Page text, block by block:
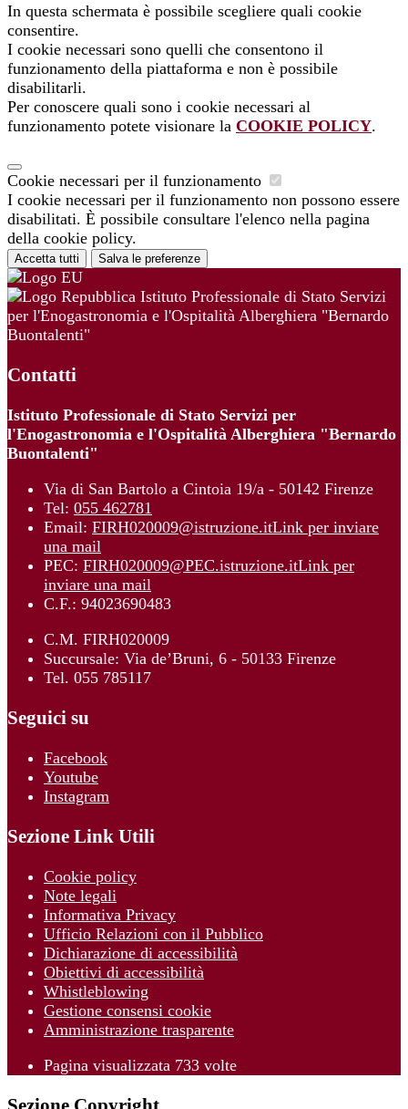
In questa schermata è possibile scegliere quali cookie
consentire.
I cookie necessari sono quelli che consentono il
funzionamento della piattaforma e non è possibile
disabilitarli.
Per conoscere quali sono i cookie necessari al
funzionamento potete visionare la COOKIE POLICY.
Cookie necessari per il funzionamento
I cookie necessari per il funzionamento non possono essere
disabilitati. È possibile consultare l'elenco nella pagina
della cookie policy.
Accetta tutti Salva le preferenze
Istituto Professionale di Stato Servizi
per l'Enogastronomia e l'Ospitalità Alberghiera "Bernardo
Buontalenti"
Contatti
Istituto Professionale di Stato Servizi per
l'Enogastronomia e l'Ospitalità Alberghiera "Bernardo
Buontalenti"
Via di San Bartolo a Cintoia 19/a - 50142 Firenze
Tel: 055 462781
Email: FIRH020009@istruzione.itLink per inviare
una mail
PEC: FIRH020009@PEC.istruzione.itLink per
inviare una mail
C.F.: 94023690483
C.M. FIRH020009
Succursale: Via de’Bruni, 6 - 50133 Firenze
Tel. 055 785117
Seguici su
Facebook
Youtube
Instagram
Sezione Link Utili
Cookie policy
Note legali
Informativa Privacy
Ufficio Relazioni con il Pubblico
Dichiarazione di accessibilità
Obiettivi di accessibilità
Whistleblowing
Gestione consensi cookie
Amministrazione trasparente
Pagina visualizzata 733 volte